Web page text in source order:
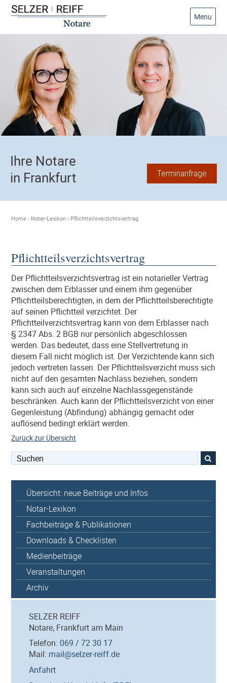
Menu
Ihre Notare
in Frankfurt
Terminanfrage
Home › Notar-Lexikon › Pflichtteilsverzichtsvertrag
Pflichtteilsverzichtsvertrag
Der Pflichtteilsverzichtsvertrag ist ein notarieller Vertrag
zwischen dem Erblasser und einem ihm gegenüber
Pflichtteilsberechtigten, in dem der Pflichtteilsberechtigte
auf seinen Pflichtteil verzichtet. Der
Pflichtteilverzichtsvertrag kann von dem Erblasser nach
§ 2347 Abs. 2 BGB nur persönlich abgeschlossen
werden. Das bedeutet, dass eine Stellvertretung in
diesem Fall nicht möglich ist. Der Verzichtende kann sich
jedoch vertreten lassen. Der Pflichtteilsverzicht muss sich
nicht auf den gesamten Nachlass beziehen, sondern
kann sich auch auf einzelne Nachlassgegenstände
beschränken. Auch kann der Pflichtteilsverzicht von einer
Gegenleistung (Abfindung) abhängig gemacht oder
auflösend bedingt erklärt werden.
Zurück zur Übersicht
Suchen
Übersicht: neue Beiträge und Infos
Notar-Lexikon
Fachbeiträge & Publikationen
Downloads & Checklisten
Medienbeiträge
Veranstaltungen
Archiv
SELZER REIFF
Notare, Frankfurt am Main
Telefon: 069 / 72 30 17
Mail: mail@selzer-reiff.de
Anfahrt